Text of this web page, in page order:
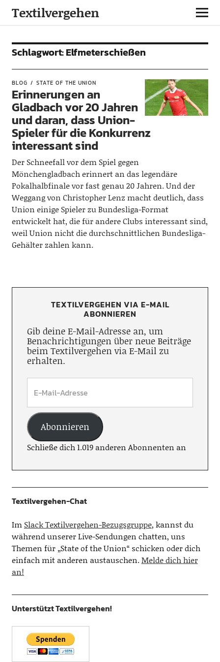
Textilvergehen
Schlagwort:Elfmeterschießen
BLOG STATE OF THE UNION
Erinnerungen an
Gladbach vor 20 Jahren
und daran, dass Union-
Spieler für die Konkurrenz
interessant sind
Der Schneefall vor dem Spiel gegen
Mönchengladbach erinnert an das legendäre
Pokalhalbfinale vor fast genau 20 Jahren. Und der
Weggang von Christopher Lenz macht deutlich, dass
Union einige Spieler zu Bundesliga-Format
entwickelt hat, die für andere Clubs interessant sind,
weil Union nicht die durchschnittlichen Bundesliga-
Gehälter zahlen kann.
TEXTILVERGEHEN VIA E-MAIL
ABONNIEREN
Gib deine E-Mail-Adresse an, um
Benachrichtigungen über neue Beiträge
beim Textilvergehen via E-Mail zu
erhalten.
Abonnieren
Schließe dich 1.019 anderen Abonnenten an
Textilvergehen-Chat
Im Slack Textilvergehen-Bezugsgruppe, kannst du
während unserer Live-Sendungen chatten, uns
Themen für „State of the Union“ schicken oder dich
einfach mit anderen austauschen.Melde dich hier
an!
Unterstützt Textilvergehen!